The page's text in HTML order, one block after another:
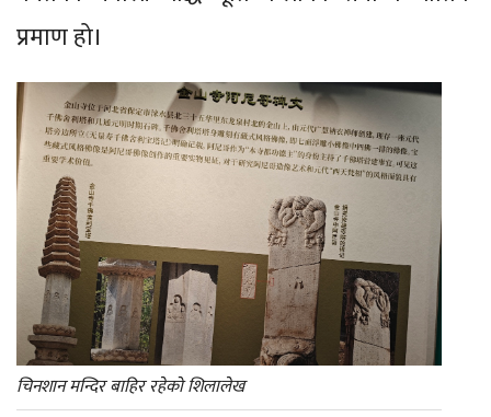
प्रमाण हो।
चिनशान मन्दिर बाहिर रहेको शिलालेख